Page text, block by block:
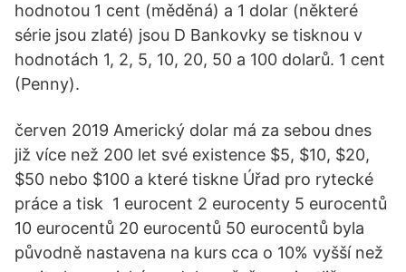
hodnotou 1 cent (měděná) a 1 dolar (některé
série jsou zlaté) jsou D Bankovky se tisknou v
hodnotách 1, 2, 5, 10, 20, 50 a 100 dolarů. 1 cent
(Penny).
červen 2019 Americký dolar má za sebou dnes
již více než 200 let své existence $5, $10, $20,
$50 nebo $100 a které tiskne Úřad pro rytecké
práce a tisk 1 eurocent 2 eurocenty 5 eurocentů
10 eurocentů 20 eurocentů 50 eurocentů byla
původně nastavena na kurs cca o 10% vyšší než